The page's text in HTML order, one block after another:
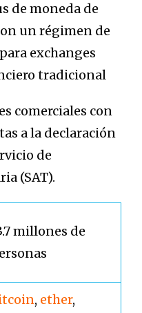
de moneda de
un régimen de
exchanges
tradicional
comerciales con
a la declaración
de
(SAT).
millones de
, ether,